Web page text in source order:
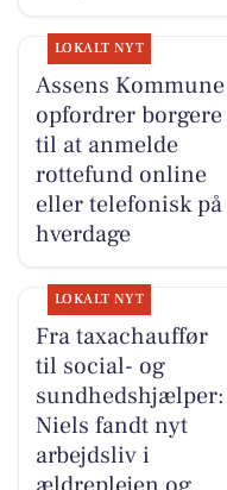
LOKALT NYT
Assens Kommune
opfordrer borgere
til at anmelde
rottefund online
eller telefonisk på
hverdage
LOKALT NYT
Fra taxachauffør
til social- og
sundhedshjælper:
Niels fandt nyt
arbejdsliv i